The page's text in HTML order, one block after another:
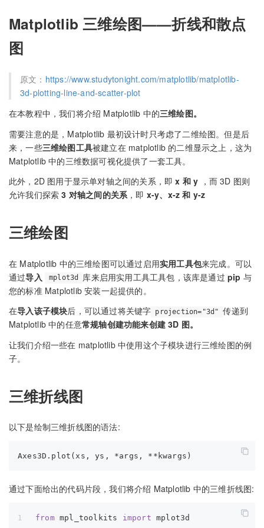
Matplotlib 三维绘图——折线和散点
图
原文： https://www.studytonight.com/matplotlib/matplotlib-
3d-plotting-line-and-scatter-plot
在本教程中，我们将介绍 Matplotlib 中的三维绘图。
需要注意的是，Matplotlib 最初设计时只考虑了二维绘图。但是后
来，一些三维绘图工具被建立在 matplotlib 的二维显示之上，这为
Matplotlib 中的三维数据可视化提供了一套工具。
此外，2D 图用于显示单对轴之间的关系，即x 和 y ，而 3D 图则
允许我们探索3 对轴之间的关系，即 x-y、x-z 和 y-z
三维绘图
在 Matplotlib 中的三维绘图可以通过启用实用工具包来完成。可以
通过导入 mplot3d 库来启用实用工具工具包，该库是通过pip 与
您的标准 Matplotlib 安装一起提供的。
在导入该子模块后，可以通过将关键字 projection="3d"
传递到
Matplotlib 中的任意常规轴创建功能来创建 3D 图。
让我们介绍一些在 matplotlib 中使用这个子模块进行三维绘图的例
子。
三维折线图
以下是绘制三维折线图的语法:
通过下面给出的代码片段，我们将介绍 Matplotlib 中的三维折线图:
from mpl_toolkits import mplot3d